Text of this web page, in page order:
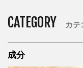
CATEGORY カテ
成分